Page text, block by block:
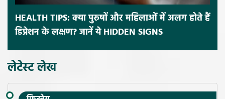
HEALTH TIPS: क्या पुरुषों और महिलाओं में अलग होते हैं
डिप्रेशन के लक्षण? जानें ये HIDDEN SIGNS
लेटेस्ट लेख